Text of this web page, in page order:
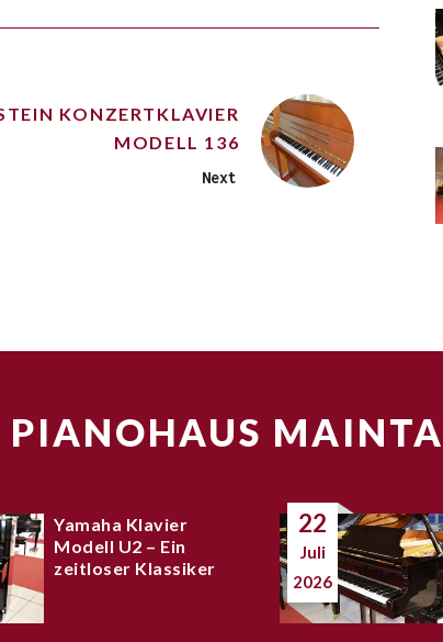
KONZERTKLAVIER
MODELL 136
Next
PIANOHAUS
Yamaha Klavier
Modell U2 – Ein
zeitloser Klassiker
22
Juli
2026